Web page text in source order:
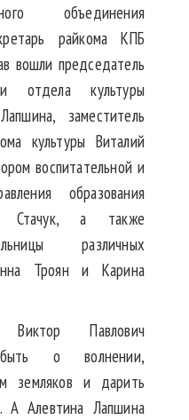
объединения
райкома КПБ
вошли председатель
отдела культуры
заместитель
культуры Виталий
воспитательной и
образования
Стачук, а также
различных
Троян и Карина
Виктор Павлович
о волнении,
земляков и дарить
А Алевтина Лапшина